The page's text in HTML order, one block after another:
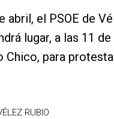
abril, el PSOE de
lugar, a las 11 de
Chico, para
RUBIO